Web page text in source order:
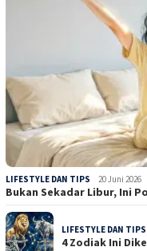
LIFESTYLE DAN TIPS 20 Juni 2026
Bukan Sekadar Libur, Ini
LIFESTYLE DAN TIPS
4 Zodiak Ini